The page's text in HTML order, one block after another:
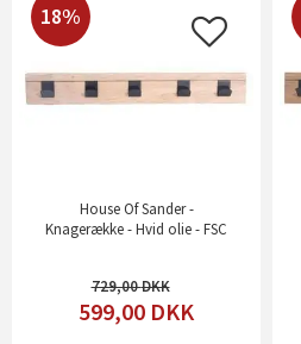
18%
House Of Sander -
Knagerække - Hvid olie - FSC
729,00
599,00 DKK